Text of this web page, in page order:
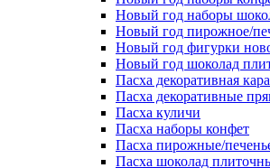
Новый год наборы
Новый год пирожное/
Новый год фигурки
Новый год шоколад
Пасха декоративная
Пасха декоративные
Пасха куличи
Пасха наборы конфет
Пасха пирожные/
Пасха шоколад